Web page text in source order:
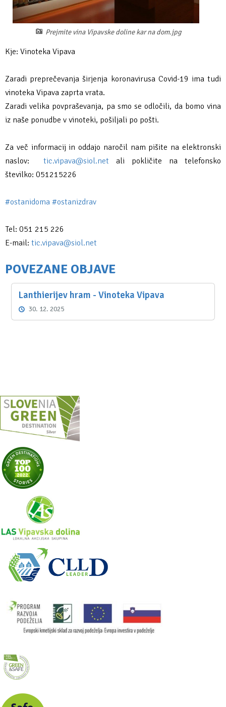
Prejmite vina Vipavske doline kar na dom.jpg
Kje: Vinoteka Vipava
Zaradi preprečevanja širjenja koronavirusa Covid-19 ima tudi
vinoteka Vipava zaprta vrata.
Zaradi velika povpraševanja, pa smo se odločili, da bomo vina
iz naše ponudbe v vinoteki, pošiljali po pošti.
Za več informacij in oddajo naročil nam pišite na elektronski
naslov: tic.vipava@siol.net ali pokličite na telefonsko
številko: 051215226
#ostanidoma #ostanizdrav
Tel: 051 215 226
E-mail: tic.vipava@siol.net
POVEZANE OBJAVE
Lanthierijev hram - Vinoteka Vipava
30. 12. 2025
Fotogalerija
Ideja za izlet
Raziskuj Vipavo s pomočjo vitezov Vipavskih
Pomembni kontakti
Publikacije
Projekti
Zelena Vipava